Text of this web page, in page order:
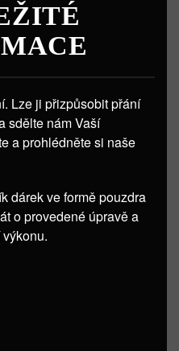
Lze ji přizpůsobit přání
sdělte nám Vaší
a prohlédněte si naše
dárek ve formě pouzdra
o provedené úpravě a